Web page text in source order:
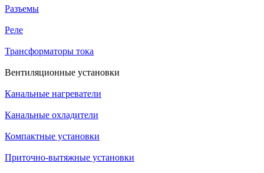
Разъемы
Реле
Трансформаторы тока
Вентиляционные установки
Канальные нагреватели
Канальные охладители
Компактные установки
Приточно-вытяжные установки